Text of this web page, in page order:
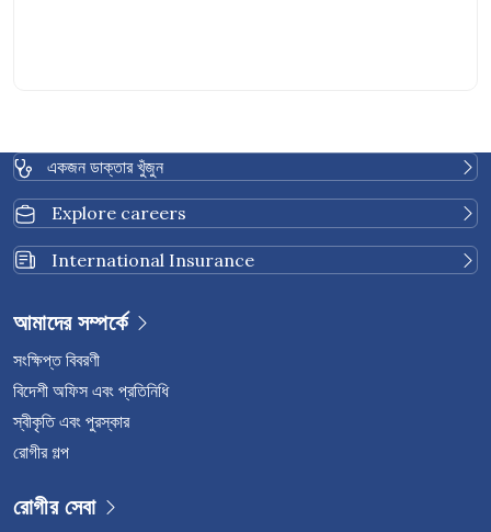
একজন ডাক্তার খুঁজুন
Explore careers
International Insurance
আমাদের সম্পর্কে
সংক্ষিপ্ত বিবরণী
বিদেশী অফিস এবং প্রতিনিধি
স্বীকৃতি এবং পুরস্কার
রোগীর গল্প
রোগীর সেবা